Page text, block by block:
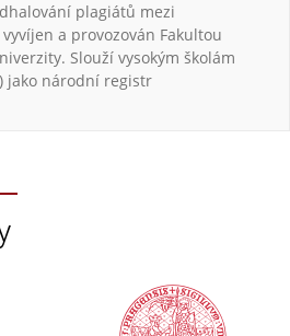
plagiátů mezi
a provozován Fakultou
Slouží vysokým školám
jako národní registr